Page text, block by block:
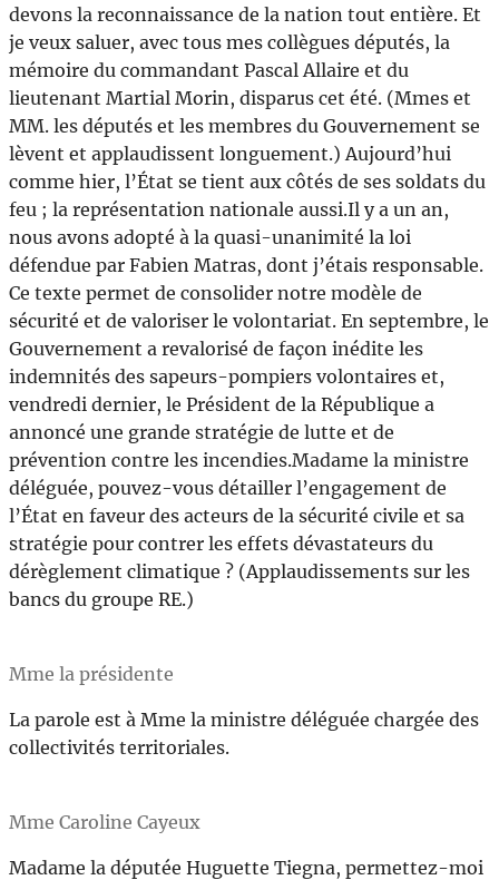
devons la reconnaissance de la nation tout entière. Et
je veux saluer, avec tous mes collègues députés, la
mémoire du commandant Pascal Allaire et du
lieutenant Martial Morin, disparus cet été. (Mmes et
MM. les députés et les membres du Gouvernement se
lèvent et applaudissent longuement.) Aujourd’hui
comme hier, l’État se tient aux côtés de ses soldats du
feu ; la représentation nationale aussi.Il y a un an,
nous avons adopté à la quasi-unanimité la loi
défendue par Fabien Matras, dont j’étais responsable.
Ce texte permet de consolider notre modèle de
sécurité et de valoriser le volontariat. En septembre, le
Gouvernement a revalorisé de façon inédite les
indemnités des sapeurs-pompiers volontaires et,
vendredi dernier, le Président de la République a
annoncé une grande stratégie de lutte et de
prévention contre les incendies.Madame la ministre
déléguée, pouvez-vous détailler l’engagement de
l’État en faveur des acteurs de la sécurité civile et sa
stratégie pour contrer les effets dévastateurs du
dérèglement climatique ? (Applaudissements sur les
bancs du groupe RE.)
Mme la présidente
La parole est à Mme la ministre déléguée chargée des
collectivités territoriales.
Mme Caroline Cayeux
Madame la députée Huguette Tiegna, permettez-moi